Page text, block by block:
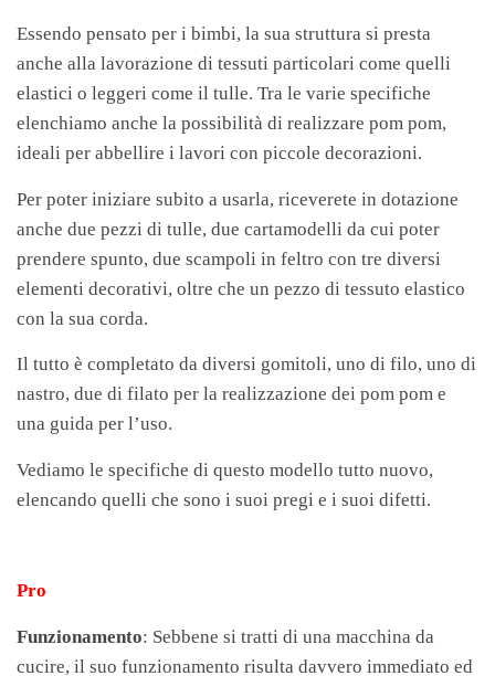
Essendo pensato per i bimbi, la sua struttura si presta
anche alla lavorazione di tessuti particolari come quelli
elastici o leggeri come il tulle. Tra le varie specifiche
elenchiamo anche la possibilità di realizzare pom pom,
ideali per abbellire i lavori con piccole decorazioni.
Per poter iniziare subito a usarla, riceverete in dotazione
anche due pezzi di tulle, due cartamodelli da cui poter
prendere spunto, due scampoli in feltro con tre diversi
elementi decorativi, oltre che un pezzo di tessuto elastico
con la sua corda.
Il tutto è completato da diversi gomitoli, uno di filo, uno di
nastro, due di filato per la realizzazione dei pom pom e
una guida per l’uso.
Vediamo le specifiche di questo modello tutto nuovo,
elencando quelli che sono i suoi pregi e i suoi difetti.
Pro
Funzionamento: Sebbene si tratti di una macchina da
cucire, il suo funzionamento risulta davvero immediato ed